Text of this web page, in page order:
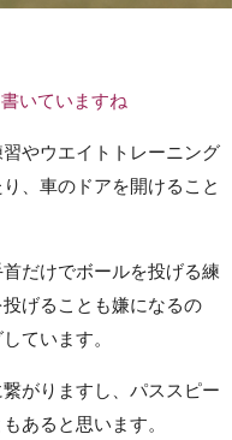
いていますね
やウエイトトレーニング
、車のドアを開けること
だけでボールを投げる練
げることも嫌になるの
ています。
がりますし、パススピー
あると思います。